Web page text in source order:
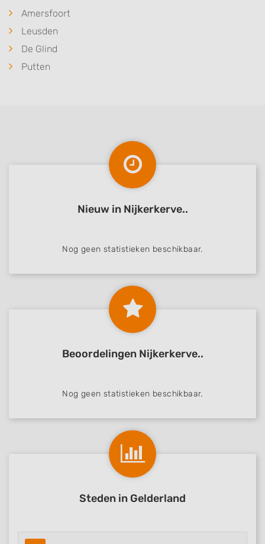
Amersfoort
Leusden
De Glind
Putten
Nieuw in Nijkerkerve..
Nog geen statistieken beschikbaar.
Beoordelingen Nijkerkerve..
Nog geen statistieken beschikbaar.
Steden in Gelderland